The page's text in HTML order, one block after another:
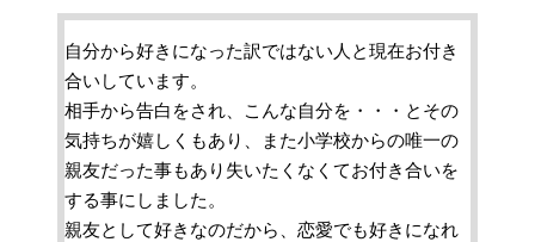
自分から好きになった訳ではない人と現在お付き
合いしています。
相手から告白をされ、こんな自分を・・・とその
気持ちが嬉しくもあり、また小学校からの唯一の
親友だった事もあり失いたくなくてお付き合いを
する事にしました。
親友として好きなのだから、恋愛でも好きになれ